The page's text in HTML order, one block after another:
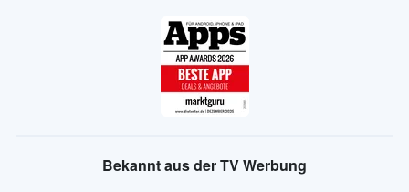
Bekannt aus der TV Werbung